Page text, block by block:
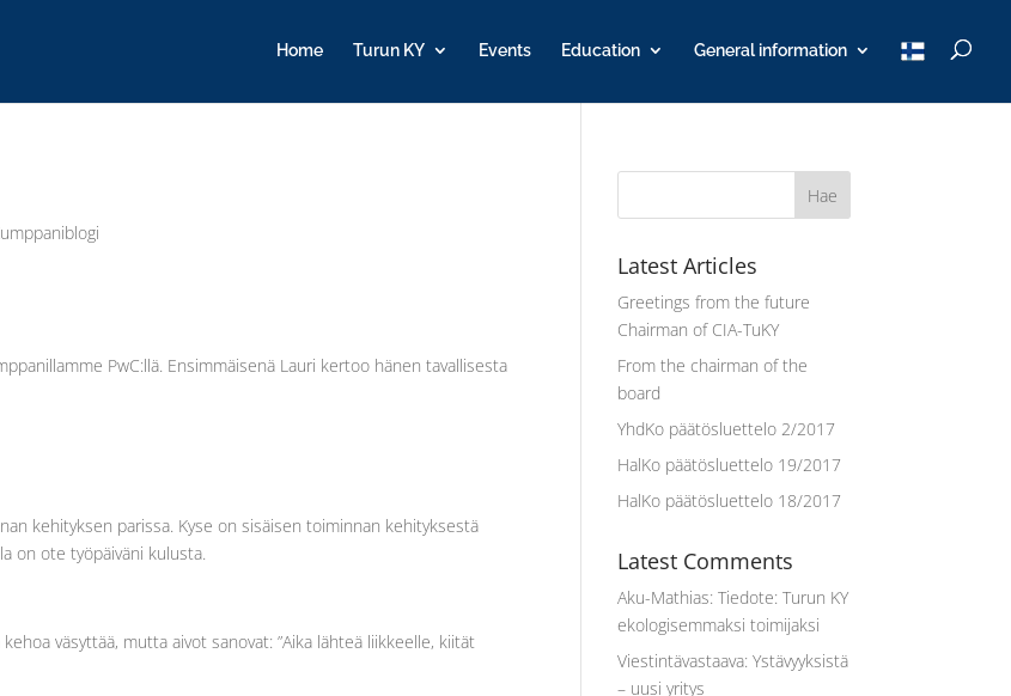
Home Turun KY Events Education General information
T
u
PwC:llä. Ensimmäisenä Lauri kertoo hänen tavallisesta
kehityksen parissa. Kyse on sisäisen toiminnan kehityksestä
on ote työpäiväni kulusta.
väsyttää, mutta aivot sanovat: ”Aika lähteä liikkeelle, kiität
Latest Articles
Greetings from the future
Chairman of CIA-TuKY
From the chairman of the
board
YhdKo päätösluettelo 2/2017
HalKo päätösluettelo 19/2017
HalKo päätösluettelo 18/2017
Latest Comments
Aku-Mathias:Tiedote: Turun KY
ekologisemmaksi toimijaksi
Viestintävastaava:Ystävyyksistä
– uusi yritys